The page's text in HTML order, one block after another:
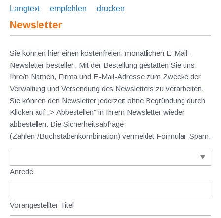
Langtext
empfehlen drucken
Newsletter
Sie können hier einen kostenfreien, monatlichen E-Mail-
Newsletter bestellen. Mit der Bestellung gestatten Sie uns,
Ihre/n Namen, Firma und E-Mail-Adresse zum Zwecke der
Verwaltung und Versendung des Newsletters zu verarbeiten.
Sie können den Newsletter jederzeit ohne Begründung durch
Klicken auf „> Abbestellen” in Ihrem Newsletter wieder
abbestellen. Die Sicherheitsabfrage
(Zahlen-/Buchstabenkombination) vermeidet Formular-Spam.
Anrede
Vorangestellter Titel